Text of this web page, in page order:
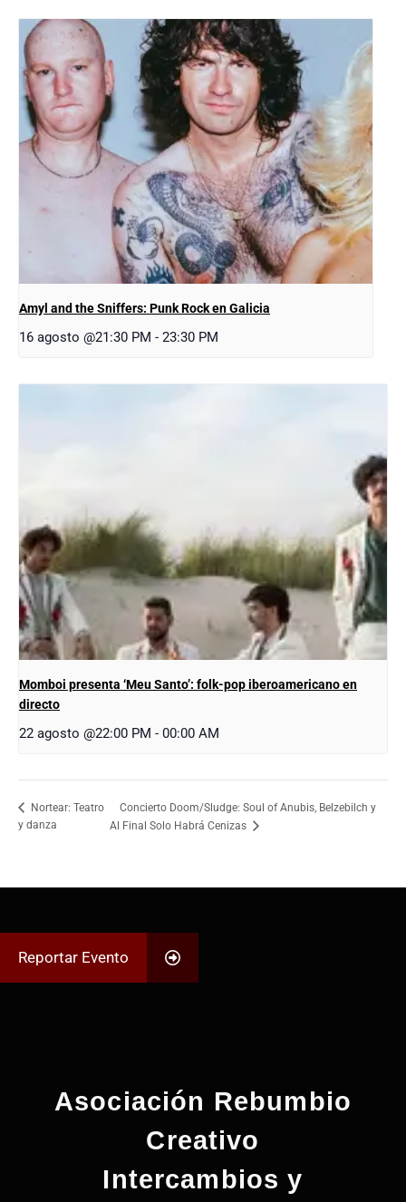
Amyl and the Sniffers: Punk Rock en Galicia
16 agosto @21:30 PM - 23:30 PM
Momboi presenta ‘Meu Santo’: folk-pop iberoamericano en
directo
22 agosto @22:00 PM - 00:00 AM
Nortear: Teatro
y danza
Concierto Doom/Sludge: Soul of Anubis, Belzebilch y
Al Final Solo Habrá Cenizas
Reportar Evento
Asociación Rebumbio
Creativo
Intercambios y